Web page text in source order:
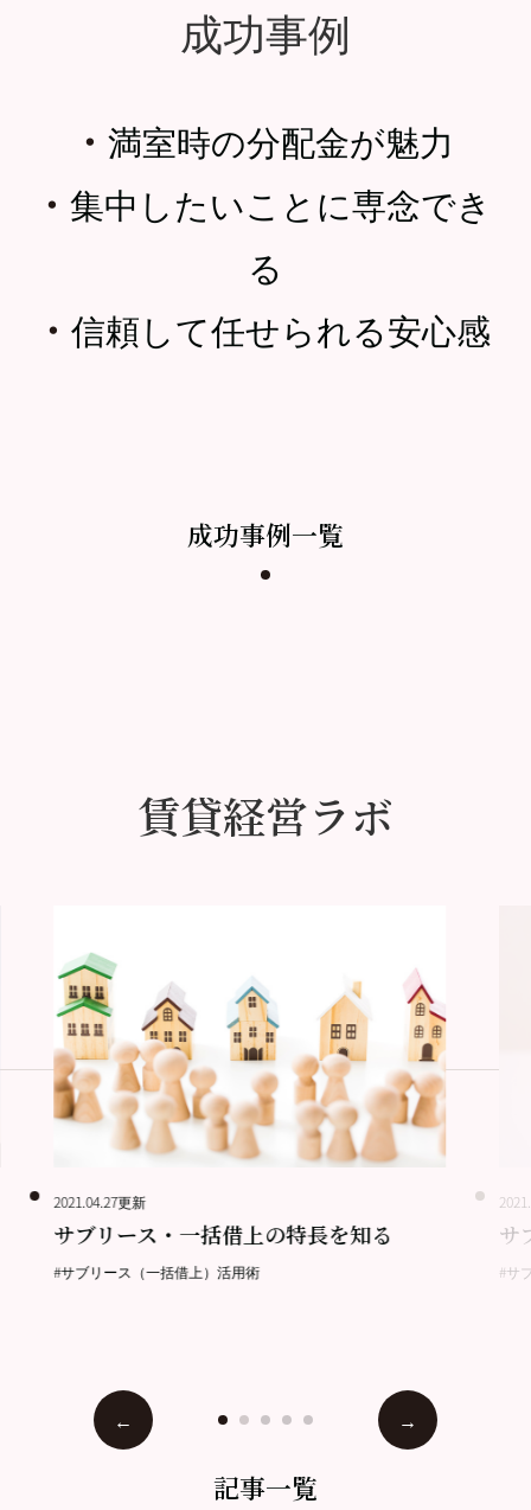
成功事例
・ 満室時の分配金が魅力
・ 集中したいことに専念でき
る
・ 信頼して任せられる安心感
成功事例一覧
賃貸経営ラボ
2021.04.27更新
サブリース・一括借上の特長を知る
#サブリース（一括借上）活用術
サ
#サ
記事一覧